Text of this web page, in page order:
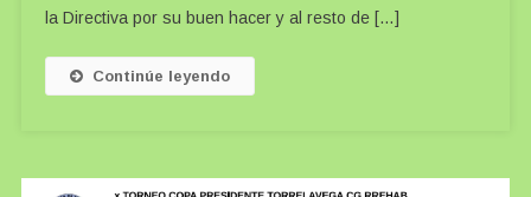
la Directiva por su buen hacer y al resto de […]
Continúe leyendo